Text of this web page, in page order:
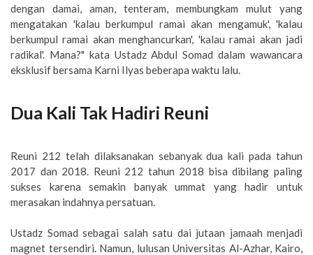
dengan damai, aman, tenteram, membungkam mulut yang
mengatakan 'kalau berkumpul ramai akan mengamuk', 'kalau
berkumpul ramai akan menghancurkan', 'kalau ramai akan jadi
radikal'. Mana?" kata Ustadz Abdul Somad dalam wawancara
eksklusif bersama Karni Ilyas beberapa waktu lalu.
Dua Kali Tak Hadiri Reuni
Reuni 212 telah dilaksanakan sebanyak dua kali pada tahun
2017 dan 2018. Reuni 212 tahun 2018 bisa dibilang paling
sukses karena semakin banyak ummat yang hadir untuk
merasakan indahnya persatuan.
Ustadz Somad sebagai salah satu dai jutaan jamaah menjadi
magnet tersendiri. Namun, lulusan Universitas Al-Azhar, Kairo,